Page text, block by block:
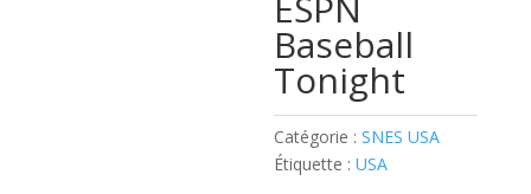
Baseball
Tonight
Catégorie :SNES USA
Étiquette :USA